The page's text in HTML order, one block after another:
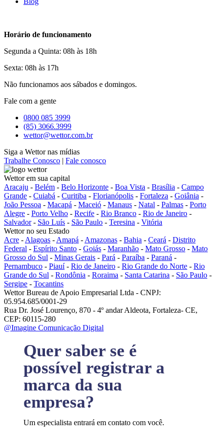
Horário de funcionamento
Segunda a Quinta: 08h às 18h
Sexta: 08h às 17h
Não funcionamos aos sábados e domingos.
Fale com a gente
0800 085 3999
(85) 3066.3999
wettor@wettor.com.br
Siga a Wettor nas mídias
Trabalhe Conosco | Fale conosco
Wettor em sua capital
Aracaju - Belém - Belo Horizonte - Boa Vista - Brasília - Campo
Grande - Cuiabá - Curitiba - Florianópolis - Fortaleza - Goiânia -
João Pessoa - Macapá - Maceió - Manaus - Natal - Palmas - Porto
Alegre - Porto Velho - Recife - Rio Branco - Rio de Janeiro -
Salvador- São Luís - São Paulo - Teresina - Vitória
Wettor no seu Estado
Acre - Alagoas - Amapá - Amazonas - Bahia - Ceará - Distrito
Federal - Espírito Santo - Goiás - Maranhão - Mato Grosso - Mato
Grosso do Sul - Minas Gerais - Pará - Paraíba - Paraná -
Pernambuco - Piauí- Rio de Janeiro - Rio Grande do Norte - Rio
Grande do Sul - Rondônia - Roraima - Santa Catarina - São Paulo -
Sergipe - Tocantins
Wettor Bureau de Apoio Empresarial Ltda - CNPJ:
05.954.685/0001-29
Rua Dr. José Lourenço, 870 - 4º andar Aldeota, Fortaleza- CE,
CEP: 60115-280
@Imagine Comunicação Digital
Quer saber se é
possível registrar a
marca da sua
empresa?
Um especialista entrará em contato com você.